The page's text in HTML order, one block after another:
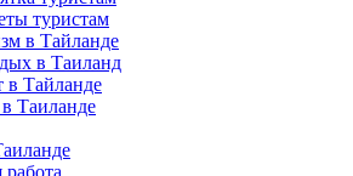
туристам
в Тайланде
в Таиланд
в Тайланде
Таиланде
работа